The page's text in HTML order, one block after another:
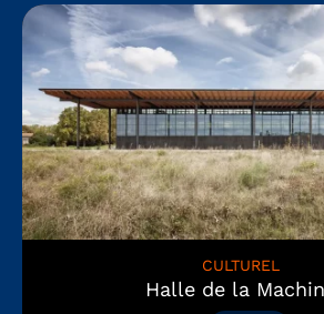
CULTUREL
Halle de la